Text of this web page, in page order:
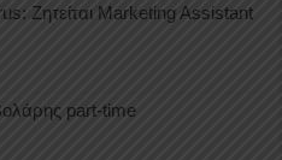
Ζητείται Marketing Assistant
part-time